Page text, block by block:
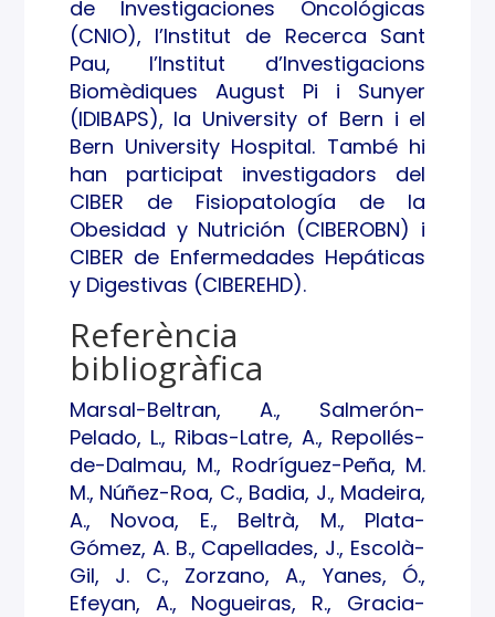
de Investigaciones Oncológicas
(CNIO), l’Institut de Recerca Sant
Pau, l’Institut d’Investigacions
Biomèdiques August Pi i Sunyer
(IDIBAPS), la University of Bern i el
Bern University Hospital. També hi
han participat investigadors del
CIBER de Fisiopatología de la
Obesidad y Nutrición (CIBEROBN) i
CIBER de Enfermedades Hepáticas
y Digestivas (CIBEREHD).
Referència
bibliogràfica
Marsal-Beltran, A., Salmerón-
Pelado, L., Ribas-Latre, A., Repollés-
de-Dalmau, M., Rodríguez-Peña, M.
M., Núñez-Roa, C., Badia, J., Madeira,
A., Novoa, E., Beltrà, M., Plata-
Gómez, A. B., Capellades, J., Escolà-
Gil, J. C., Zorzano, A., Yanes, Ó.,
Efeyan, A., Nogueiras, R., Gracia-